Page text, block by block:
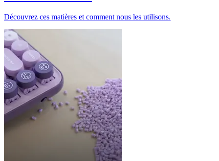
Découvrez ces matières et comment nous les utilisons.